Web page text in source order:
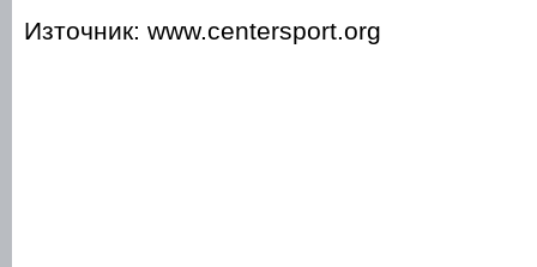
Източник: www.centersport.org